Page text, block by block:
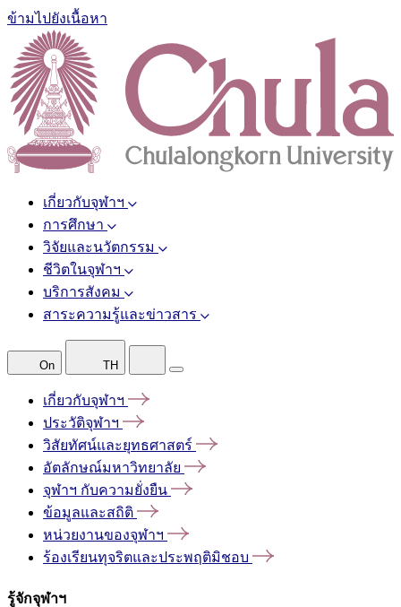
ข้ามไปยังเนื้อหา
เกี่ยวกับจุฬาฯ
การศึกษา
วิจัยและนวัตกรรม
ชีวิตในจุฬาฯ
บริการสังคม
สาระความรู้และข่าวสาร
On TH
เกี่ยวกับจุฬาฯ
ประวัติจุฬาฯ
วิสัยทัศน์และยุทธศาสตร์
อัตลักษณ์มหาวิทยาลัย
จุฬาฯ กับความยั่งยืน
ข้อมูลและสถิติ
หน่วยงานของจุฬาฯ
ร้องเรียนทุจริตและประพฤติมิชอบ
รู้จักจุฬาฯ